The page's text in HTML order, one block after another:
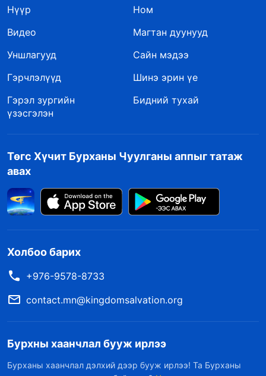
Нүүр
Ном
Видео
Магтан дуунууд
Уншлагууд
Сайн мэдээ
Гэрчлэлүүд
Шинэ эрин үе
Гэрэл зургийн
үзэсгэлэн
Бидний тухай
Төгс Хүчит Бурханы Чуулганы аппыг татаж
авах
Холбоо барих
+976-9578-8733
contact.mn@kingdomsalvation.org
Бурхны хаанчлал бууж ирлээ
Бурханы хаанчлал дэлхий дээр бууж ирлээ! Та Бурханы